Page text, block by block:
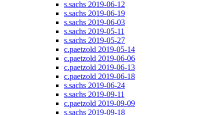
s.sachs 2019-06-12
s.sachs 2019-06-19
s.sachs 2019-06-03
s.sachs 2019-05-11
s.sachs 2019-05-27
c.paetzold 2019-05-14
c.paetzold 2019-06-06
c.paetzold 2019-06-13
c.paetzold 2019-06-18
s.sachs 2019-06-24
s.sachs 2019-09-11
c.paetzold 2019-09-09
s.sachs 2019-09-18